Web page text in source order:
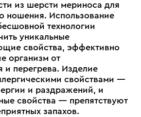
из шерсти мериноса для
ношения. Использование
технологии
уникальные
свойства, эффективно
организм от
и перегрева. Изделие
свойствами —
и раздражений, и
свойства — препятствуют
запахов.